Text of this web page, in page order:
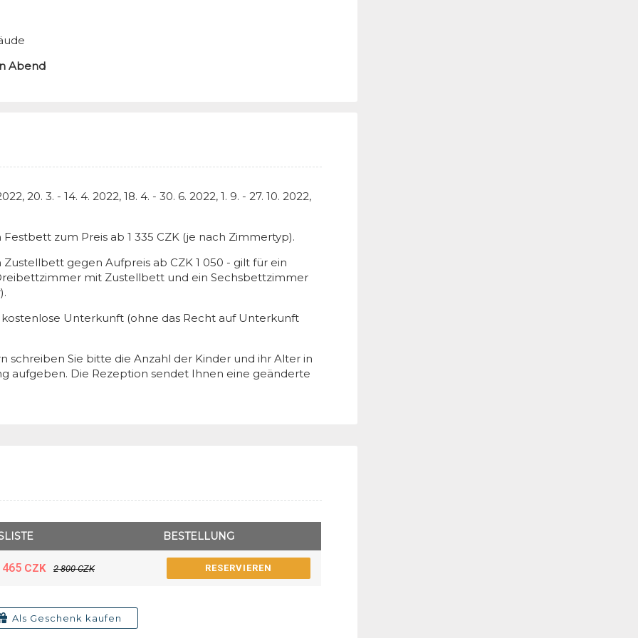
Abend
20. 3. - 14. 4. 2022, 18. 4. - 30. 6. 2022, 1. 9. - 27. 10. 2022,
zum Preis ab 1 335 CZK (je nach Zimmertyp).
Zustellbett gegen Aufpreis ab CZK 1 050 - gilt für ein
mit Zustellbett und ein Sechsbettzimmer
Unterkunft (ohne das Recht auf Unterkunft
schreiben Sie bitte die Anzahl der Kinder und ihr Alter in
aufgeben. Die Rezeption sendet Ihnen eine geänderte
BESTELLUNG
465 CZK 2 800CZK RESERVIEREN
Als Geschenk kaufen